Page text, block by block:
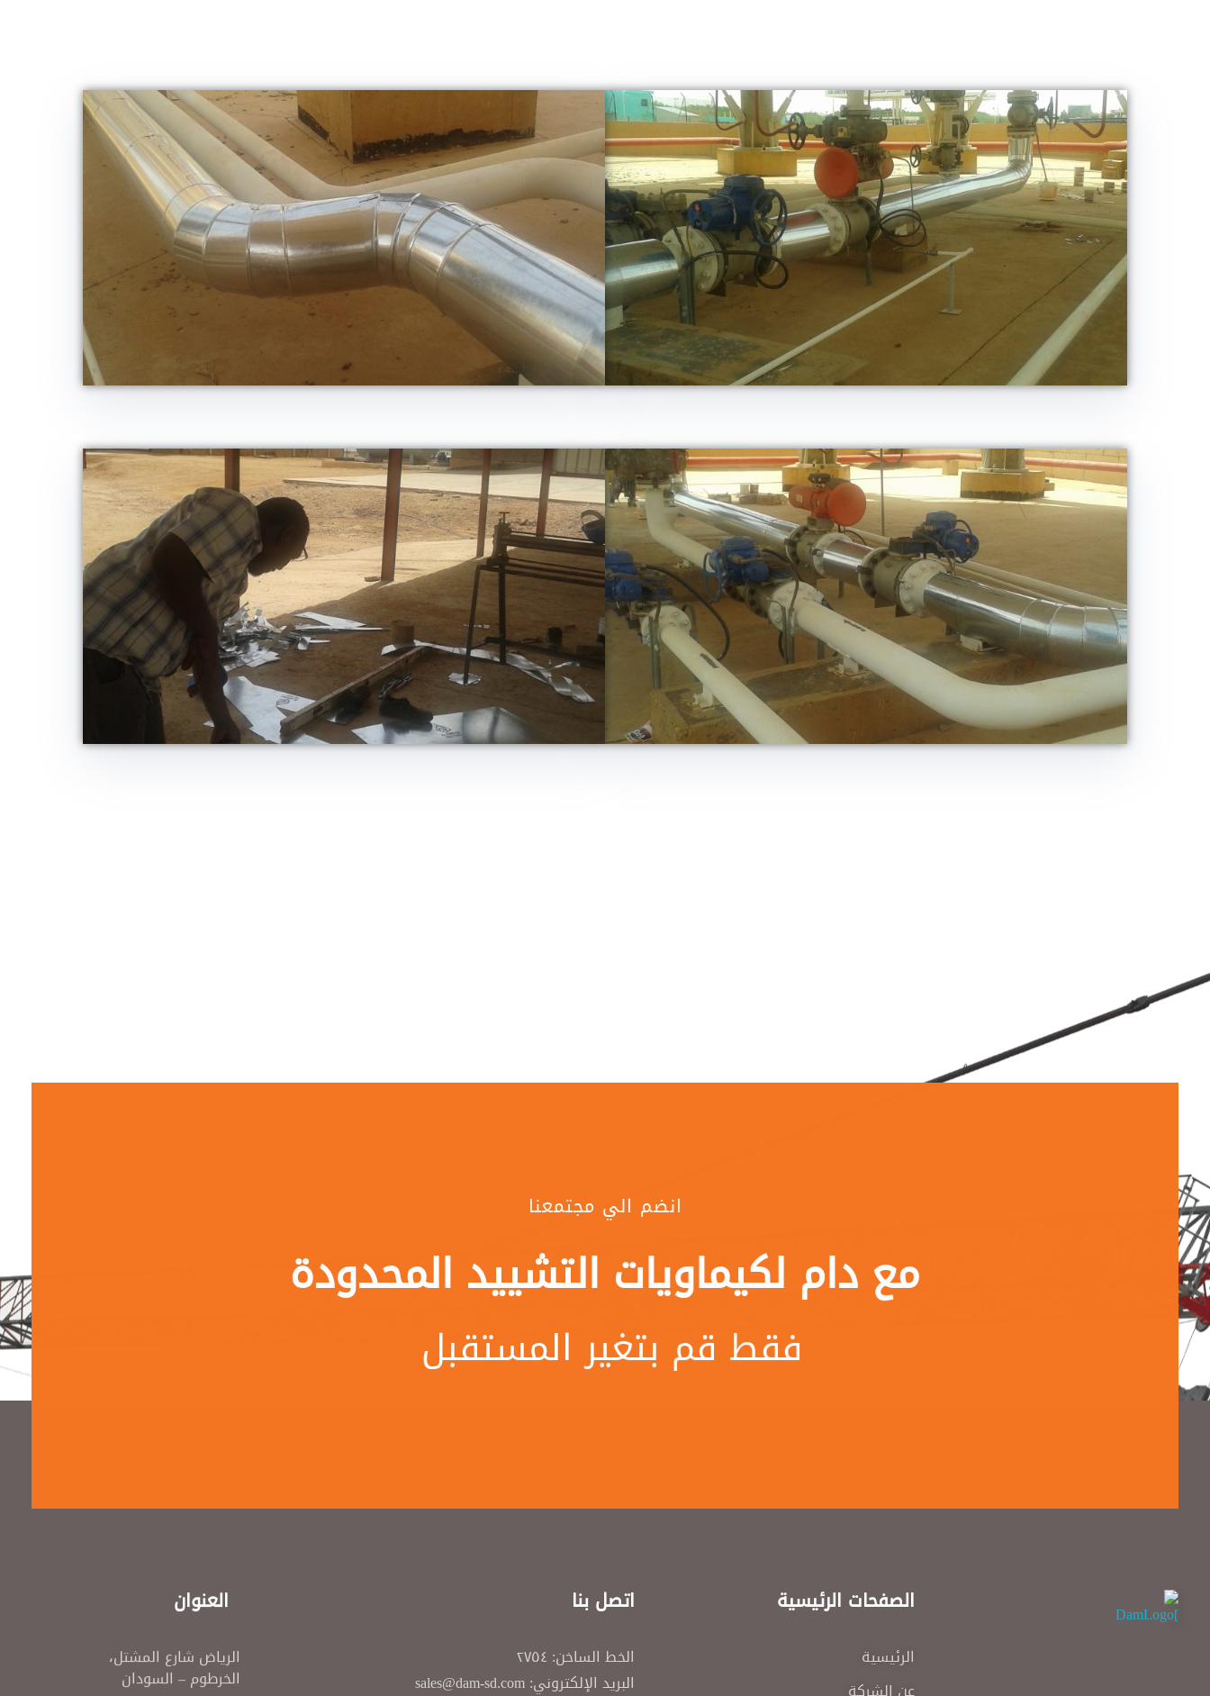
انضم الي مجتمعنا
مع دام لكيماويات التشييد المحدودة
فقط قم بتغير المستقبل
الصفحات الرئيسية
الرئيسية
اتصل بنا
الخط الساخن: ٢٧٥٤
البريد الإلكتروني: sales@dam-sd.com
العنوان
الرياض شارع المشتل،
الخرطوم – السودان